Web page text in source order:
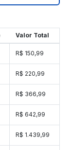
Valor Total
R$ 150,99
R$ 220,99
R$ 366,99
R$ 642,99
R$ 1.439,99